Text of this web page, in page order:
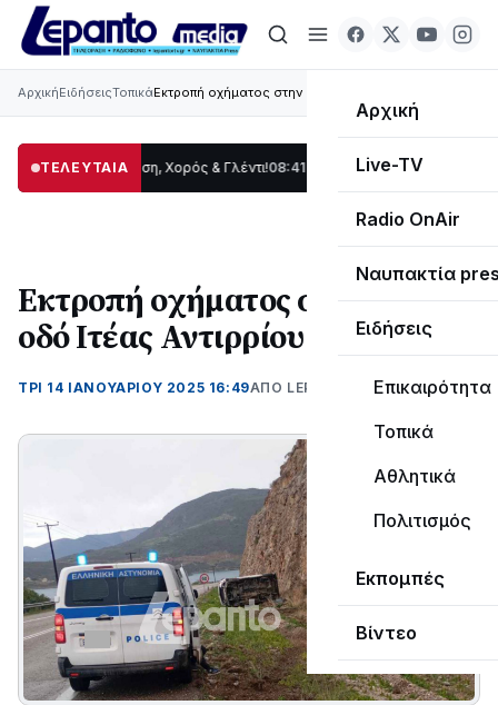
Αρχική
Live-TV
Radio OnAir
Ναυπακτία
Ειδήσεις
Επικαιρότητα
Τοπικά
Αθλητικά
Πολιτισμός
Εκπομπές
Βίντεο
ΑρχικήΕιδήσειςΤοπικάΕκτροπή οχήματος στην εθνική οδό Ιτέας Αντιρρίου
ΤΕΛΕΥΤΑΙΑ
Παράδοση, Χορός & Γλέντι! 08:41 ΤΟ ΠΑΡΤΥ ΣΥΝΕΧΙΖΕΤΑΙ…
Εκτροπή οχήματος στην εθνική
οδό Ιτέας Αντιρρίου
ΤΡΊ 14 ΙΑΝΟΥΑΡΊΟΥ 2025 16:49ΑΠΌ LEPANTO RTV